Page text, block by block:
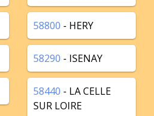
58800 - HERY
58290 - ISENAY
58440 - LA CELLE
SUR LOIRE